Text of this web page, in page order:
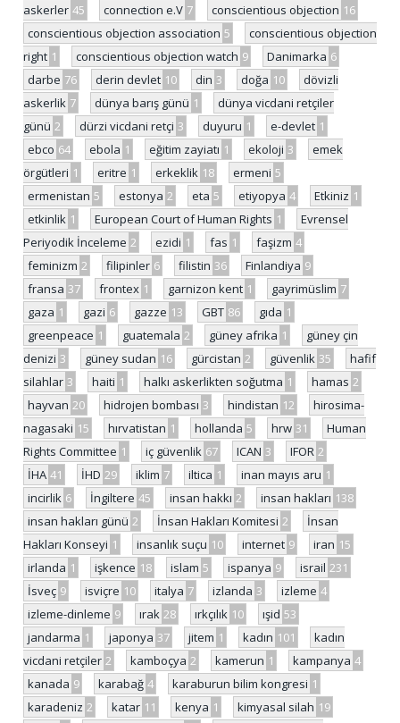
askerler 45 connection e.V 7 conscientious objection 16
conscientious objection association 5
conscientious objection
right 1 conscientious objection watch 9 Danimarka 6
darbe 76 derin devlet 10 din 3 doğa 10
dövizli
askerlik 7 dünya barış günü 1
dünya vicdani retçiler
günü 2 dürzi vicdani retçi 3 duyuru 1 e-devlet 1
ebco 64 ebola 1 eğitim zayiatı 1 ekoloji 3
emek
örgütleri 1 eritre 1 erkeklik 18 ermeni 5
ermenistan 5 estonya 2 eta 5 etiyopya 4 Etkiniz 1
etkinlik 1 European Court of Human Rights 1
Evrensel
Periyodik İnceleme 2 ezidi 1 fas 1 faşizm 4
feminizm 2 filipinler 6 filistin 36 Finlandiya 9
fransa 37 frontex 1 garnizon kent 1 gayrimüslim 7
gaza 1 gazi 6 gazze 13 GBT 86 gıda 1
greenpeace 1 guatemala 2 güney afrika 1
güney çin
denizi 3 güney sudan 16 gürcistan 2 güvenlik 35
hafif
silahlar 3 haiti 1 halkı askerlikten soğutma 1 hamas 2
hayvan 20 hidrojen bombası 3 hindistan 12
hirosima-
nagasaki 15 hırvatistan 1 hollanda 5 hrw 31
Human
Rights Committee 1 iç güvenlik 67 ICAN 3 IFOR 2
İHA 41 İHD 29 iklim 7 iltica 1 inan mayıs aru 1
incirlik 6 İngiltere 45 insan hakkı 2 insan hakları 138
insan hakları günü 2 İnsan Hakları Komitesi 2
İnsan
Hakları Konseyi 1 insanlık suçu 10 internet 9 iran 15
irlanda 1 işkence 18 islam 5 ispanya 9 israil 231
İsveç 9 isviçre 10 italya 7 izlanda 3 izleme 4
izleme-dinleme 9 ırak 28 ırkçılık 10 ışid 53
jandarma 1 japonya 37 jitem 1 kadın 101
kadın
vicdani retçiler 2 kamboçya 2 kamerun 1 kampanya 4
kanada 9 karabağ 4 karaburun bilim kongresi 1
karadeniz 2 katar 11 kenya 1 kimyasal silah 19